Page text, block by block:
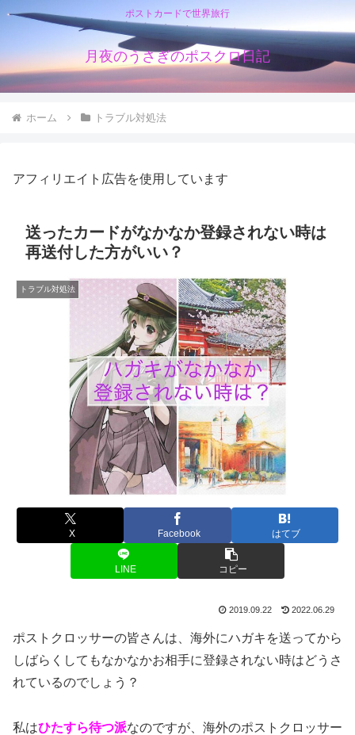
ポストカードで世界旅行
月夜のうさぎのポスクロ日記
ホーム トラブル対処法
アフィリエイト広告を使用しています
送ったカードがなかなか登録されない時は
再送付した方がいい？
トラブル対処法
X Facebook はてブ
LINE コピー
2019.09.22 2022.06.29
ポストクロッサーの皆さんは、海外にハガキを送ってから
しばらくしてもなかなかお相手に登録されない時はどうさ
れているのでしょう？
私はひたすら待つ派なのですが、海外のポストクロッサー